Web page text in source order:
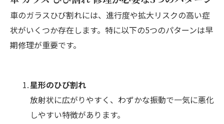
車のガラスひび割れには、進行度や拡大リスクの高い症
状がいくつか存在します。特に以下の5つのパターンは早
期修理が重要です。
星形のひび割れ
放射状に広がりやすく、わずかな振動で一気に悪化
しやすい特徴があります。